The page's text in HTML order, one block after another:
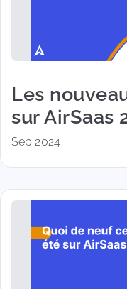
Les
sur AirSaas
Sep 2024